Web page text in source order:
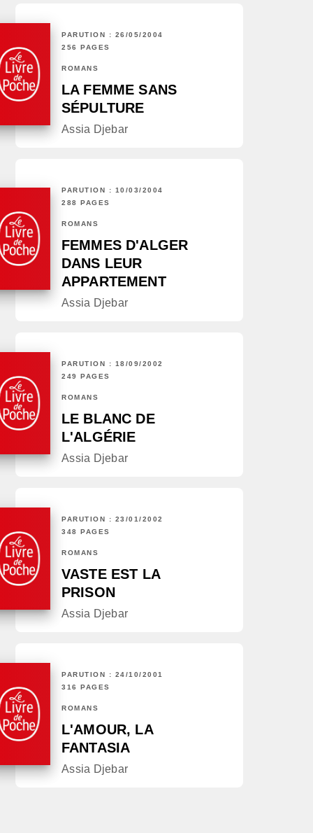
PARUTION : 26/05/2004
256 PAGES
ROMANS
LA FEMME SANS
SÉPULTURE
Assia Djebar
PARUTION : 10/03/2004
288 PAGES
ROMANS
FEMMES D'ALGER
DANS LEUR
APPARTEMENT
Assia Djebar
PARUTION : 18/09/2002
249 PAGES
ROMANS
LE BLANC DE
L'ALGÉRIE
Assia Djebar
PARUTION : 23/01/2002
348 PAGES
ROMANS
VASTE EST LA
PRISON
Assia Djebar
PARUTION : 24/10/2001
316 PAGES
ROMANS
L'AMOUR, LA
FANTASIA
Assia Djebar